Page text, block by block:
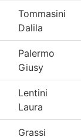
Tommasini
Dalila
Palermo
Giusy
Lentini
Laura
Grassi